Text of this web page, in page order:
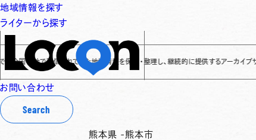
地域情報を探す
ライターから探す
お問い合わせ
Search
で発信されてきた地域情報を保存・整理し、継続的に提供するアーカイブサイトです✌
熊本県 -熊本市